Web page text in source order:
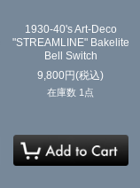
1930-40's Art-Deco
"STREAMLINE" Bakelite
Bell Switch
9,800円(税込)
在庫数 1点